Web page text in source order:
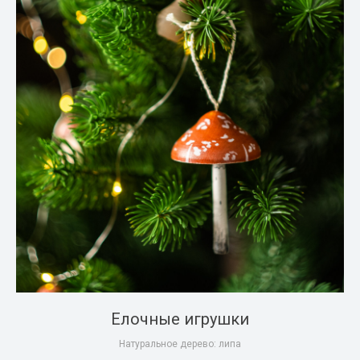
Елочные игрушки
Натуральное дерево: липа